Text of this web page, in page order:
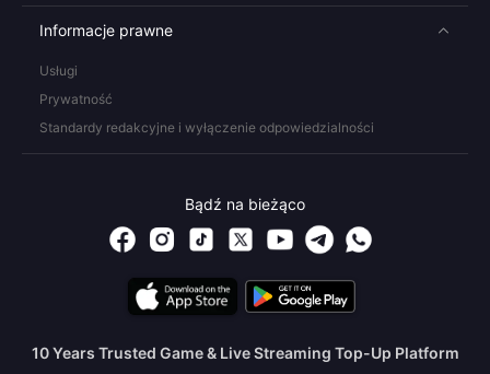
Informacje prawne
Usługi
Prywatność
Standardy redakcyjne i wyłączenie odpowiedzialności
Bądź na bieżąco
10 Years Trusted Game & Live Streaming Top-Up Platform